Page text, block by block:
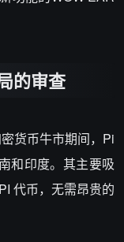
的审查
货币牛市期间， Pi
和印度。其主要吸
PI 代币，无需昂贵的